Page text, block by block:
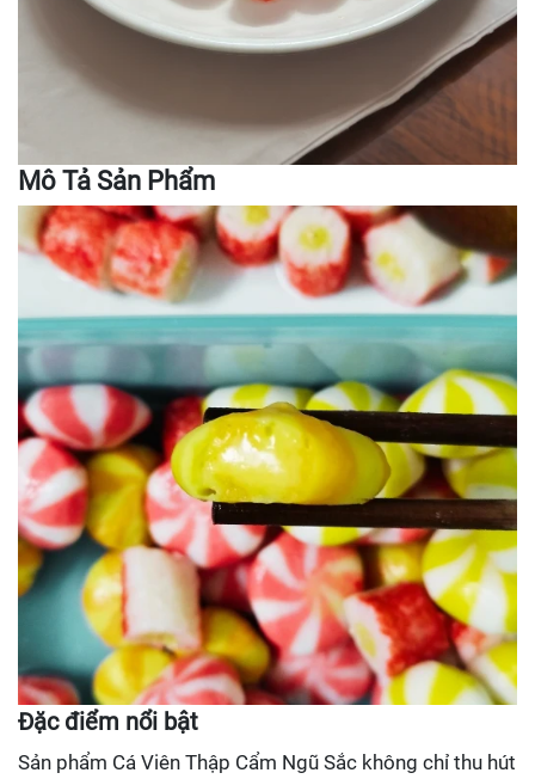
Mô Tả Sản Phẩm
Đặc điểm nổi bật
Sản phẩm Cá Viên Thập Cẩm Ngũ Sắc không chỉ thu hút